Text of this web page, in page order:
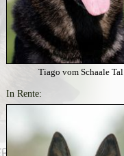
Tiago vom Schaale Tal
In Rente: